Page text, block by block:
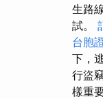
生路
試。
台胞
下，
行盜
樣重